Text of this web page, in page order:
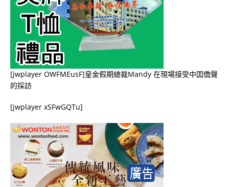
[jwplayer OWFMEusF]皇金假期總裁Mandy 在現場接受中囯僑聲
的採訪
[jwplayer xSFwGQTu]